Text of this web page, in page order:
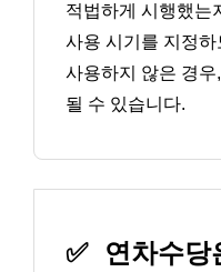
적법하게 시행했는
사용 시기를 지정
사용하지 않은 경우
될 수 있습니다.
✅
연차수당